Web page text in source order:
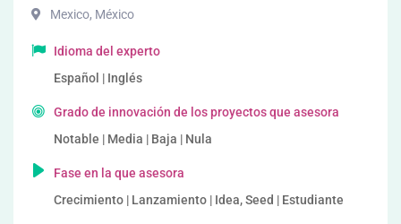
Mexico, México
Idioma del experto
Español | Inglés
Grado de innovación de los proyectos que asesora
Notable | Media | Baja | Nula
Fase en la que asesora
Crecimiento | Lanzamiento | Idea, Seed | Estudiante